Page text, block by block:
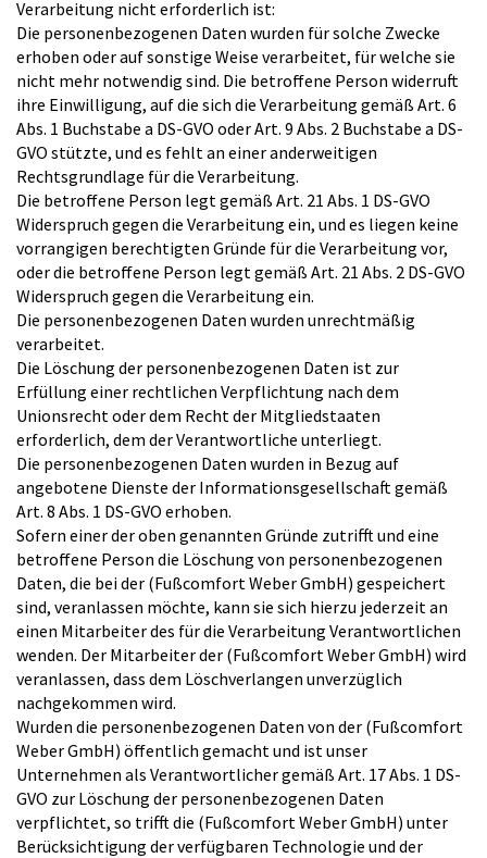
Verarbeitung nicht erforderlich ist:
Die personenbezogenen Daten wurden für solche Zwecke
erhoben oder auf sonstige Weise verarbeitet, für welche sie
nicht mehr notwendig sind. Die betroffene Person widerruft
ihre Einwilligung, auf die sich die Verarbeitung gemäß Art. 6
Abs. 1 Buchstabe a DS-GVO oder Art. 9 Abs. 2 Buchstabe a DS-
GVO stützte, und es fehlt an einer anderweitigen
Rechtsgrundlage für die Verarbeitung.
Die betroffene Person legt gemäß Art. 21 Abs. 1 DS-GVO
Widerspruch gegen die Verarbeitung ein, und es liegen keine
vorrangigen berechtigten Gründe für die Verarbeitung vor,
oder die betroffene Person legt gemäß Art. 21 Abs. 2 DS-GVO
Widerspruch gegen die Verarbeitung ein.
Die personenbezogenen Daten wurden unrechtmäßig
verarbeitet.
Die Löschung der personenbezogenen Daten ist zur
Erfüllung einer rechtlichen Verpflichtung nach dem
Unionsrecht oder dem Recht der Mitgliedstaaten
erforderlich, dem der Verantwortliche unterliegt.
Die personenbezogenen Daten wurden in Bezug auf
angebotene Dienste der Informationsgesellschaft gemäß
Art. 8 Abs. 1 DS-GVO erhoben.
Sofern einer der oben genannten Gründe zutrifft und eine
betroffene Person die Löschung von personenbezogenen
Daten, die bei der (Fußcomfort Weber GmbH) gespeichert
sind, veranlassen möchte, kann sie sich hierzu jederzeit an
einen Mitarbeiter des für die Verarbeitung Verantwortlichen
wenden. Der Mitarbeiter der (Fußcomfort Weber GmbH) wird
veranlassen, dass dem Löschverlangen unverzüglich
nachgekommen wird.
Wurden die personenbezogenen Daten von der (Fußcomfort
Weber GmbH) öffentlich gemacht und ist unser
Unternehmen als Verantwortlicher gemäß Art. 17 Abs. 1 DS-
GVO zur Löschung der personenbezogenen Daten
verpflichtet, so trifft die (Fußcomfort Weber GmbH) unter
Berücksichtigung der verfügbaren Technologie und der